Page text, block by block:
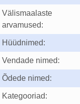
Välismaalaste
arvamused:
Hüüdnimed:
Vendade nimed:
Õdede nimed:
Kategooriad: